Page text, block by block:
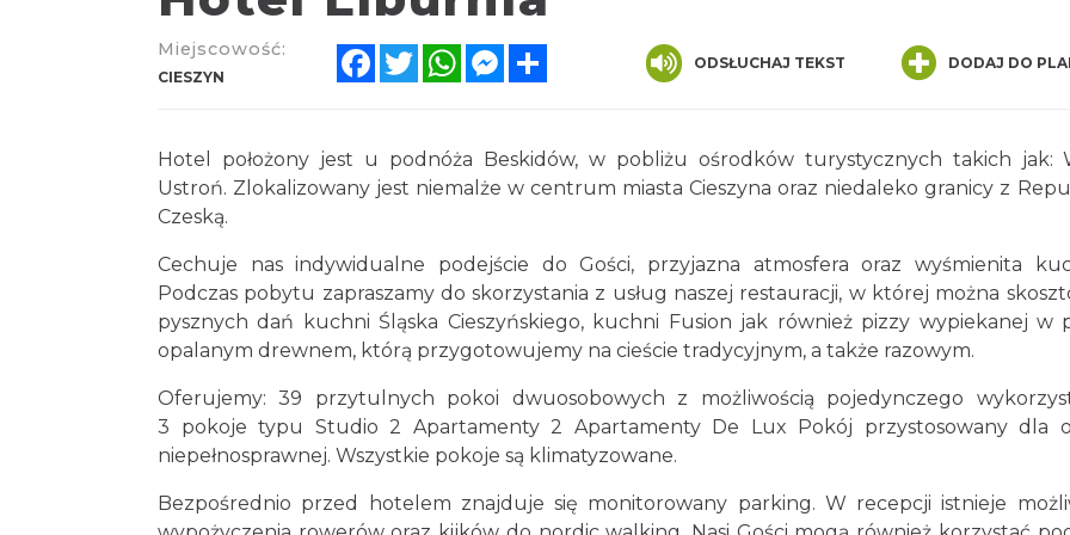
Miejscowość:
CIESZYN
FacebookTwitterWhatsAppMessenger ODSŁUCHAJ TEKST DODAJ DO
Hotel położony jest u podnóża Beskidów, w pobliżu ośrodków turystycznych takich jak:
Ustroń. Zlokalizowany jest niemalże w centrum miasta Cieszyna oraz niedaleko granicy z
Czeską.
Cechuje nas indywidualne podejście do Gości, przyjazna atmosfera oraz wyśmienita
Podczas pobytu zapraszamy do skorzystania z usług naszej restauracji, w której można
pysznych dań kuchni Śląska Cieszyńskiego, kuchni Fusion jak również pizzy wypiekanej w
opalanym drewnem, którą przygotowujemy na cieście tradycyjnym, a także razowym.
Oferujemy: 39 przytulnych pokoi dwuosobowych z możliwością pojedynczego
3 pokoje typu Studio 2 Apartamenty 2 Apartamenty De Lux Pokój przystosowany dla
niepełnosprawnej. Wszystkie pokoje są klimatyzowane.
Bezpośrednio przed hotelem znajduje się monitorowany parking. W recepcji istnieje